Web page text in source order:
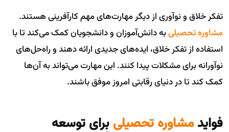
تفکر خلاق و نوآوری از دیگر مهارت‌های مهم کارآفرینی هستند.
مشاوره تحصیلیبه دانش‌آموزان و دانشجویان کمک می‌کند تا با
استفاده از تفکر خلاق، ایده‌های جدیدی ارائه دهند و راه‌حل‌های
نوآورانه برای مشکلات پیدا کنند. این مهارت می‌تواند به آن‌ها
کمک کند تا در دنیای رقابتی امروز موفق باشند.
فوایدمشاوره تحصیلی برای توسعه